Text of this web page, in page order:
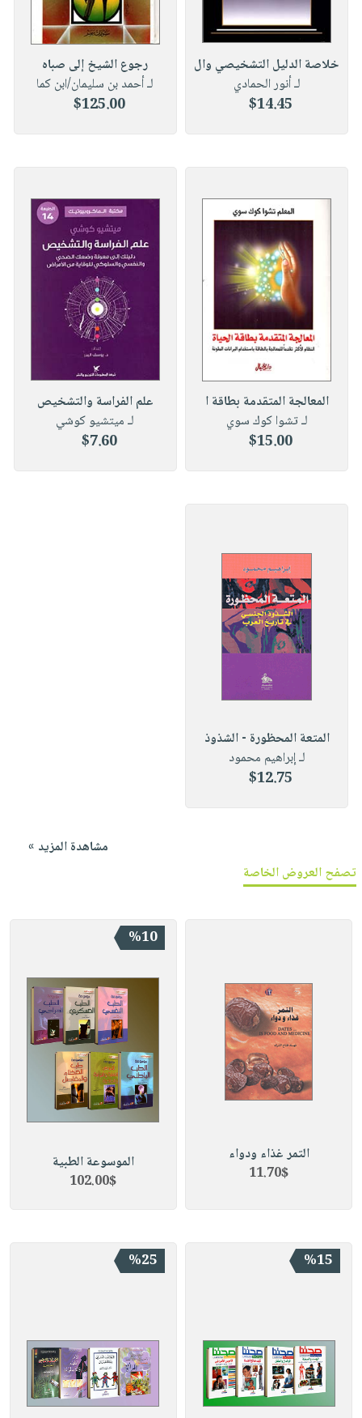
خلاصة الدليل التشخيصي وال
لـ أنور الحمادي
$14.45
رجوع الشيخ إلى صباه
لـ أحمد بن سليمان/ابن كما
$125.00
المعالجة المتقدمة بطاقة ا
لـ تشوا كوك سوي
$15.00
علم الفراسة والتشخيص
لـ ميتشيو كوشي
$7.60
المتعة المحظورة - الشذوذ
لـ إبراهيم محمود
$12.75
مشاهدة المزيد »
تصفح العروض الخاصة
التمر غذاء ودواء
11.70$
%10
الموسوعة الطبية
102.00$
%15
%25